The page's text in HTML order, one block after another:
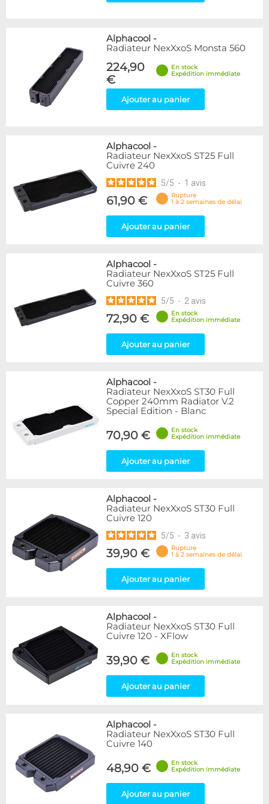
Alphacool -
Radiateur NexXxoS Monsta 560
224,90
€
En stock
Expédition immédiate
Ajouter au panier
Alphacool -
Radiateur NexXxoS ST25 Full
Cuivre 240
5/5 - 1 avis
61,90 €
Rupture
1 à 2 semaines de délai
Ajouter au panier
Alphacool -
Radiateur NexXxoS ST25 Full
Cuivre 360
5/5 - 2 avis
72,90 €
En stock
Expédition immédiate
Ajouter au panier
Alphacool -
Radiateur NexXxoS ST30 Full
Copper 240mm Radiator V.2
Special Edition - Blanc
70,90 €
En stock
Expédition immédiate
Ajouter au panier
Alphacool -
Radiateur NexXxoS ST30 Full
Cuivre 120
5/5 - 3 avis
39,90 €
Rupture
1 à 2 semaines de délai
Ajouter au panier
Alphacool -
Radiateur NexXxoS ST30 Full
Cuivre 120 - XFlow
39,90 €
En stock
Expédition immédiate
Ajouter au panier
Alphacool -
Radiateur NexXxoS ST30 Full
Cuivre 140
48,90 €
En stock
Expédition immédiate
Ajouter au panier